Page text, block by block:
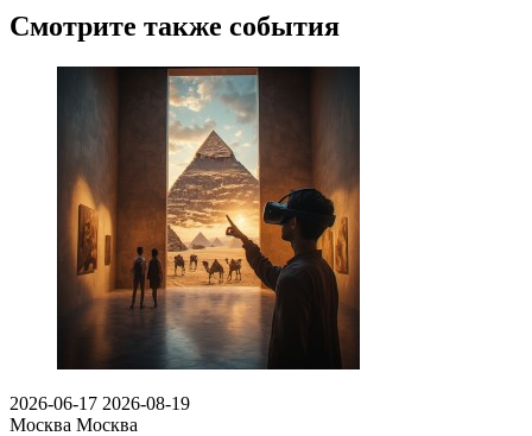
Смотрите также события
2026-06-17 2026-08-19
Москва Москва